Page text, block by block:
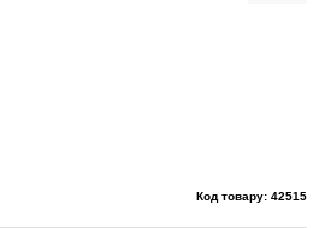
Код товару: 42515